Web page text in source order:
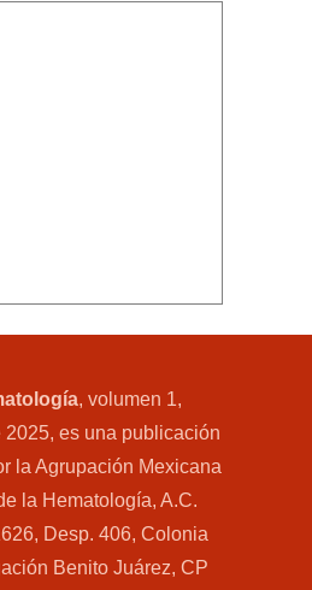
, volumen 1,
es una publicación
la Agrupación Mexicana
la Hematología, A.C.
Desp. 406, Colonia
Benito Juárez, CP